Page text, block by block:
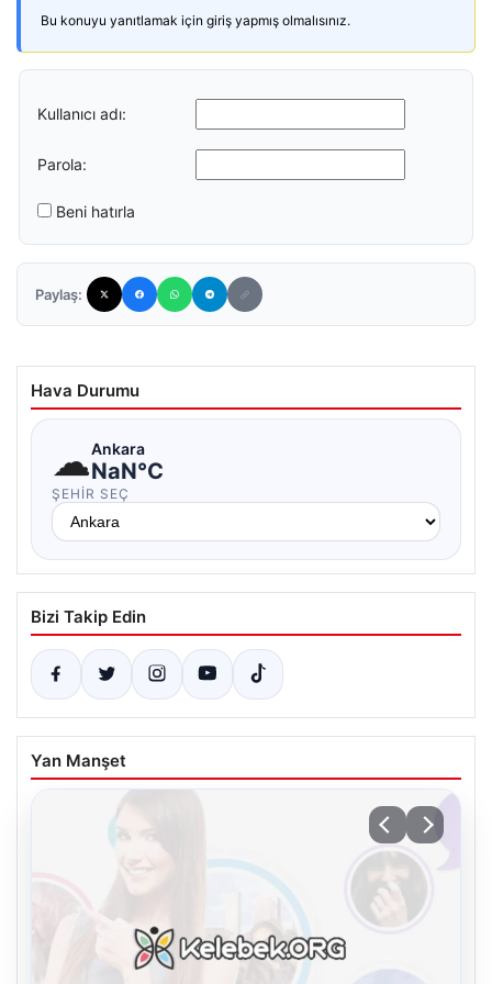
Bu konuyu yanıtlamak için giriş yapmış olmalısınız.
Kullanıcı adı:
Parola:
Beni hatırla
Paylaş:
Hava Durumu
☁Ankara
NaN°C
ŞEHIR SEÇ
Bizi Takip Edin
Yan Manşet